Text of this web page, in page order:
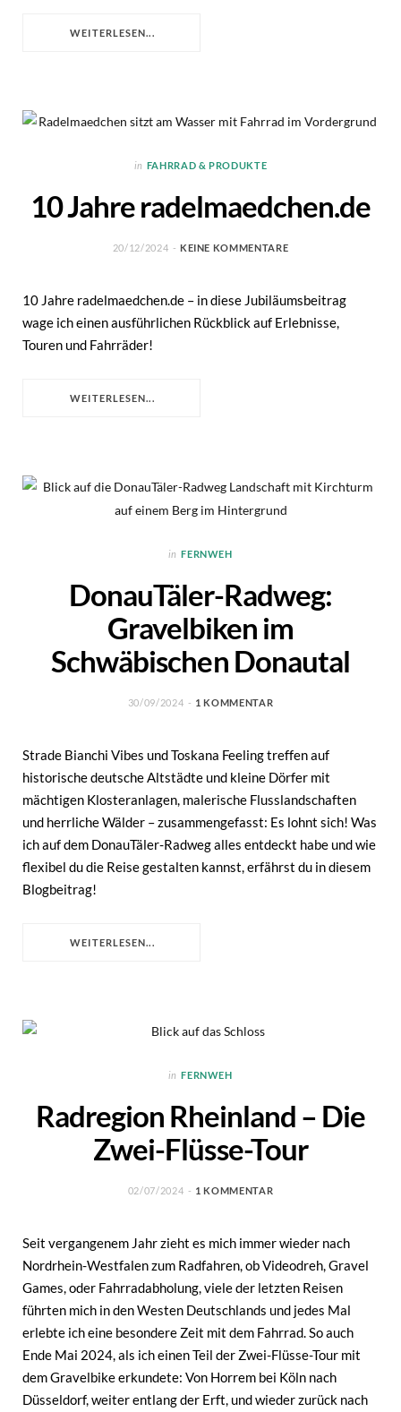
WEITERLESEN...
in FAHRRAD & PRODUKTE
10 Jahre radelmaedchen.de
20/12/2024 KEINE KOMMENTARE
10 Jahre radelmaedchen.de – in diese Jubiläumsbeitrag
wage ich einen ausführlichen Rückblick auf Erlebnisse,
Touren und Fahrräder!
WEITERLESEN...
in FERNWEH
DonauTäler-Radweg:
Gravelbiken im
Schwäbischen Donautal
30/09/2024 1 KOMMENTAR
Strade Bianchi Vibes und Toskana Feeling treffen auf
historische deutsche Altstädte und kleine Dörfer mit
mächtigen Klosteranlagen, malerische Flusslandschaften
und herrliche Wälder – zusammengefasst: Es lohnt sich! Was
ich auf dem DonauTäler-Radweg alles entdeckt habe und wie
flexibel du die Reise gestalten kannst, erfährst du in diesem
Blogbeitrag!
WEITERLESEN...
in FERNWEH
Radregion Rheinland – Die
Zwei-Flüsse-Tour
02/07/2024 1 KOMMENTAR
Seit vergangenem Jahr zieht es mich immer wieder nach
Nordrhein-Westfalen zum Radfahren, ob Videodreh, Gravel
Games, oder Fahrradabholung, viele der letzten Reisen
führten mich in den Westen Deutschlands und jedes Mal
erlebte ich eine besondere Zeit mit dem Fahrrad. So auch
Ende Mai 2024, als ich einen Teil der Zwei-Flüsse-Tour mit
dem Gravelbike erkundete: Von Horrem bei Köln nach
Düsseldorf, weiter entlang der Erft, und wieder zurück nach